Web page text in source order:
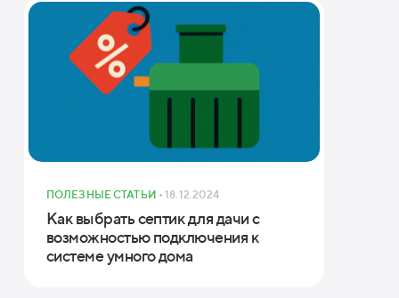
ПОЛЕЗНЫЕ СТАТЬИ • 18.12.2024
Как выбрать септик для дачи с
возможностью подключения к
системе умного дома